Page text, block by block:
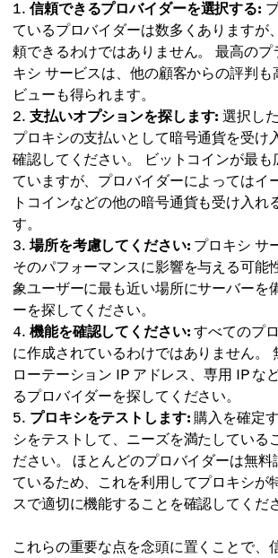
信頼できるプロバイダーを選択する:
ているプロバイダーは数多くありますが
頼できるわけではありません。 最高のプ
キシ サービスは、他の顧客からの評判も
ビューも得られます。
支払いオプションを探します: 選択し
プロキシの支払いとして暗号通貨を受け
確認してください。 ビットコインが最
ていますが、プロバイダーによってはイ
トコインなどの他の暗号通貨も受け入れ
す。
場所を考慮してください: プロキシ サ
そのパフォーマンスに影響を与える可能
象ユーザーに最も近い場所にサーバーを
ーを探してください。
機能を確認してください: すべてのプ
に作成されているわけではありません。
ローテーション IP アドレス、専用 IP な
るプロバイダーを探してください。
プロキシをテストします: 購入を確定
シをテストして、ニーズを満たしている
ださい。 ほとんどのプロバイダーは無料
ているため、これを利用してプロキシが
スで適切に機能することを確認してくだ
これらの重要な点を念頭に置くことで、